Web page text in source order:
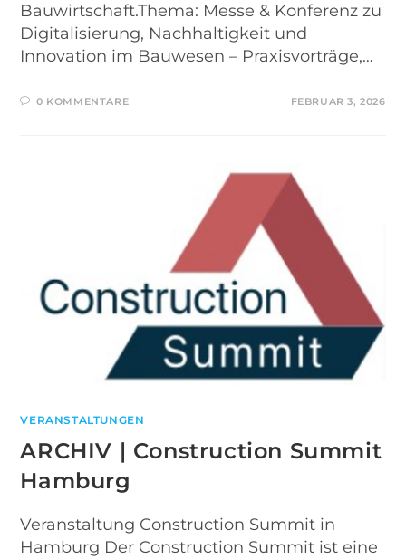
Bauwirtschaft.Thema: Messe & Konferenz zu
Digitalisierung, Nachhaltigkeit und
Innovation im Bauwesen – Praxisvorträge,…
0 KOMMENTARE FEBRUAR 3, 2026
VERANSTALTUNGEN
ARCHIV | Construction Summit
Hamburg
Veranstaltung Construction Summit in
Hamburg Der Construction Summit ist eine